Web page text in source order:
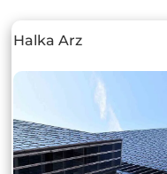
Halka Arz